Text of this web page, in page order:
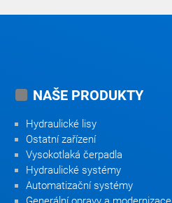
NAŠE PRODUKTY
Hydraulické lisy
Ostatní zařízení
Vysokotlaká čerpadla
Hydraulické systémy
Automatizační systémy